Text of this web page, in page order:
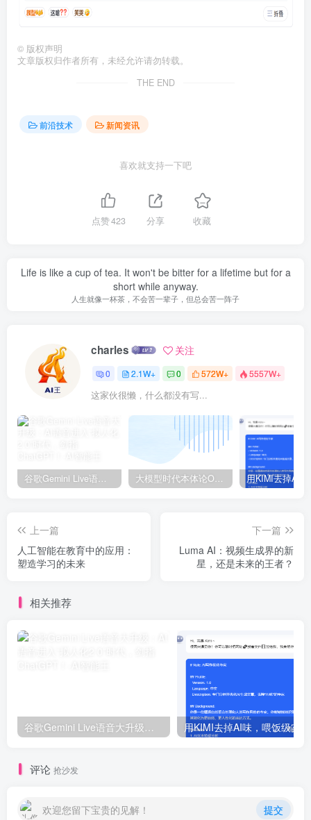
© 版权声明
文章版权归作者所有，未经允许请勿转载。
THE END
前沿技术 新闻资讯
喜欢就支持一下吧
点赞423 分享 收藏
Life is like a cup of tea. It won't be bitter for a lifetime but for a
short while anyway.
人生就像一杯茶，不会苦一辈子，但总会苦一阵子
charles 关注
0 2.1W+ 0 572W+ 5557W+
这家伙很懒，什么都没有写...
谷歌Gemini Live语音大升级：AI语音进入“拟人化2.0”时代，剑指ChatGPT！ 大模型时代本体论Ontology驱动的AI知识引擎助力企业智能决策系统的未来进化-一篇献给企业董事会和CIO的深度思考(第一篇)
上一篇
人工智能在教育中的应用：
塑造学习的未来
下一篇
Luma AI：视频生成界的新
星，还是未来的王者？
相关推荐
谷歌Gemini Live语音大升级：AI语音进入“拟人化2.0”时代，剑指ChatGPT！
评论 抢沙发
欢迎您留下宝贵的见解！ 提交